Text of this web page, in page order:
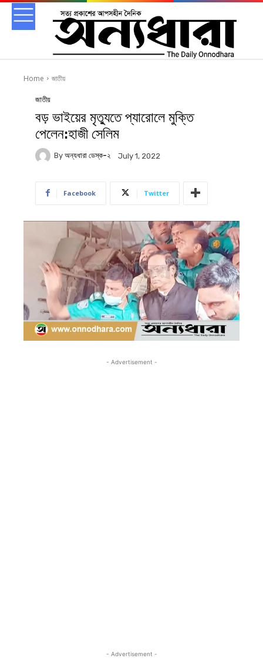
Home জাতীয়
জাতীয়
বড় ভাইয়ের মৃত্যুতে প্যারোলে মুক্তি
পেলেন:হাজী সেলিম
By অন্যধারা ডেস্ক-২ July 1, 2022
Facebook Twitter
- Advertisement -
- Advertisement -